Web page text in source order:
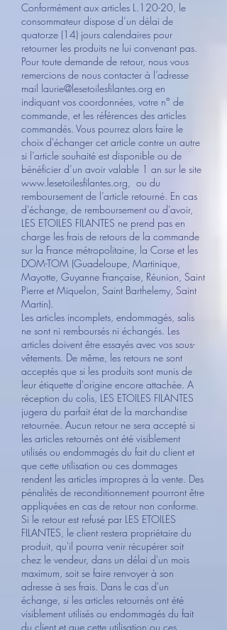
Conformément aux articles L.120-20, le
consommateur dispose d’un délai de
quatorze (14) jours calendaires pour
retourner les produits ne lui convenant pas.
Pour toute demande de retour, nous vous
remercions de nous contacter à l’adresse
mail laurie@lesetoilesfilantes.org en
indiquant vos coordonnées, votre n° de
commande, et les références des articles
commandés. Vous pourrez alors faire le
choix d'échanger cet article contre un autre
si l’article souhaité est disponible ou de
bénéficier d’un avoir valable 1 an sur le site
www.lesetoilesfilantes.org, ou du
remboursement de l’article retourné. En cas
d’échange, de remboursement ou d’avoir,
LES ETOILES FILANTES ne prend pas en
charge les frais de retours de la commande
sur la France métropolitaine, la Corse et les
DOM-TOM (Guadeloupe, Martinique,
Mayotte, Guyanne Française, Réunion, Saint
Pierre et Miquelon, Saint Barthelemy, Saint
Martin).
Les articles incomplets, endommagés, salis
ne sont ni remboursés ni échangés. Les
articles doivent être essayés avec vos sous-
vêtements. De même, les retours ne sont
acceptés que si les produits sont munis de
leur étiquette d'origine encore attachée. A
réception du colis, LES ETOILES FILANTES
jugera du parfait état de la marchandise
retournée. Aucun retour ne sera accepté si
les articles retournés ont été visiblement
utilisés ou endommagés du fait du client et
que cette utilisation ou ces dommages
rendent les articles impropres à la vente. Des
pénalités de reconditionnement pourront être
appliquées en cas de retour non conforme.
Si le retour est refusé par LES ETOILES
FILANTES, le client restera propriétaire du
produit, qu'il pourra venir récupérer soit
chez le vendeur, dans un délai d'un mois
maximum, soit se faire renvoyer à son
adresse à ses frais. Dans le cas d'un
échange, si les articles retournés ont été
visiblement utilisés ou endommagés du fait
du client et que cette utilisation ou ces